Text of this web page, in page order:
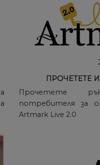
ПРОЧЕТЕТЕ
Прочетете
потребителя за
Artmark Live 2.0